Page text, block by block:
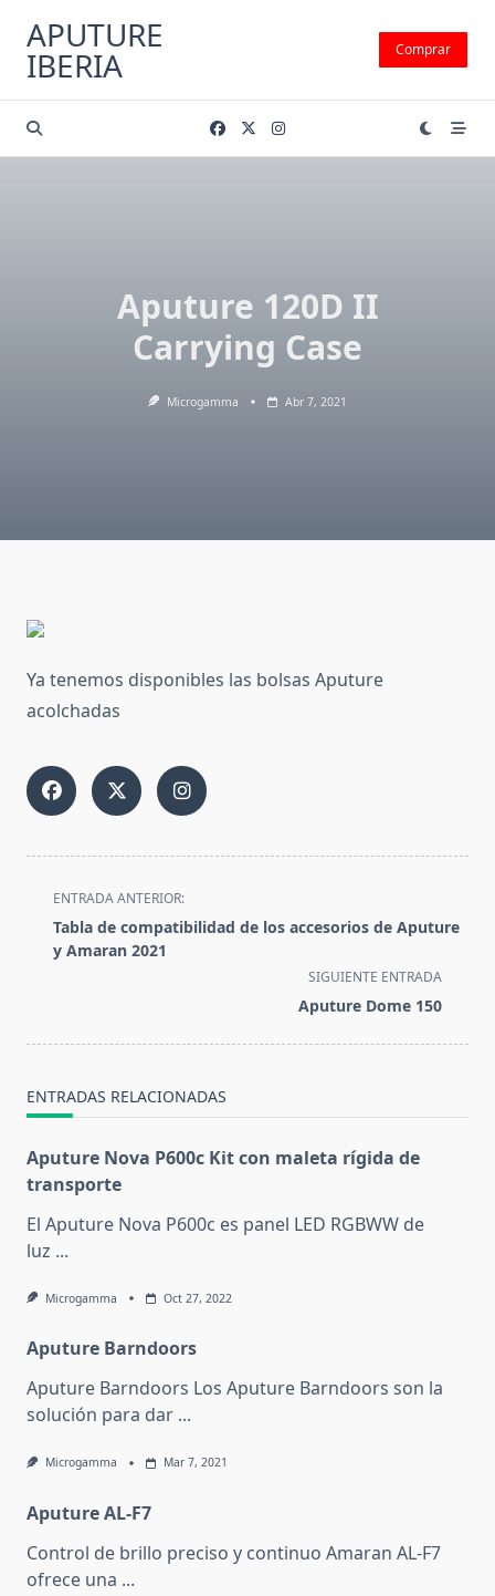
contenido
APUTURE
IBERIA Comprar
Aputure 120D II
Carrying Case
Microgamma Abr 7, 2021
Ya tenemos disponibles las bolsas Aputure
acolchadas
<span
class="nav-
subtitle
ENTRADA ANTERIOR:
Tabla de compatibilidad de los accesorios de Aputure
y Amaran 2021
SIGUIENTE ENTRADA
Aputure Dome 150
ENTRADAS RELACIONADAS
Aputure Nova P600c Kit con maleta rígida de
transporte
El Aputure Nova P600c es panel LED RGBWW de
luz ...
Microgamma Oct 27, 2022
Aputure Barndoors
Aputure Barndoors Los Aputure Barndoors son la
solución para dar ...
Microgamma Mar 7, 2021
Aputure AL-F7
Control de brillo preciso y continuo Amaran AL-F7
ofrece una ...